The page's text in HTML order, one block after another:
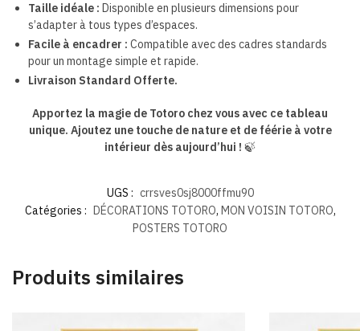
Taille idéale : Disponible en plusieurs dimensions pour
s’adapter à tous types d’espaces.
Facile à encadrer : Compatible avec des cadres standards
pour un montage simple et rapide.
Livraison Standard Offerte.
Apportez la magie de Totoro chez vous avec ce tableau
unique. Ajoutez une touche de nature et de féérie à votre
intérieur dès aujourd’hui ! 🍃
UGS : crrsves0sj8000ffmu90
Catégories : DÉCORATIONS TOTORO, MON VOISIN TOTORO,
POSTERS TOTORO
Produits similaires